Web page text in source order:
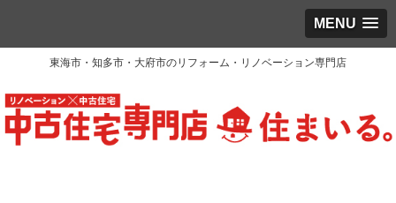
MENU
東海市・知多市・大府市のリフォーム・リノベーション専門店